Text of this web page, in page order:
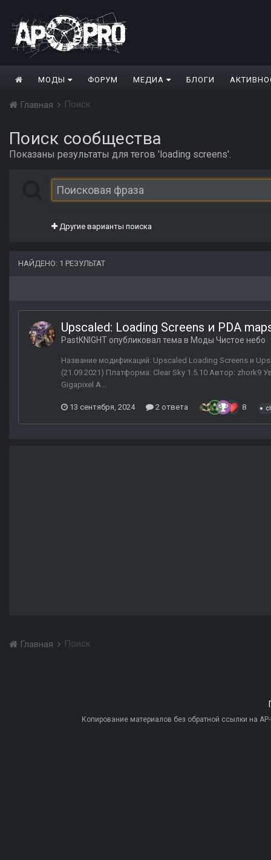
МОДЫ ФОРУМ МЕДИА БЛОГИ
Главная Поиск
Поиск сообщества
Показаны результаты для тегов 'loading screens'.
Другие варианты поиска
НАЙДЕНО: 1 РЕЗУЛЬТАТ
Upscaled: Loading Screens и PDA
PastKNIGHT опубликовал тема в Моды Чистое небо
Название модификаций: Upscaled Loading Screens и
(21.09.2021) Платформа: Clear Sky 1.5.10 Автор: zhork9
Gigapixel A...
13 сентября, 2024 2 ответа 8
Главная Поиск
Копирование материалов без обратной ссылки на